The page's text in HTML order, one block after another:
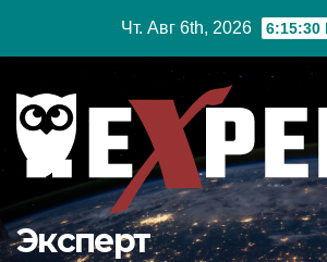
Чт. Авг 6th, 2026 6:15:31
Эксперт